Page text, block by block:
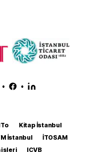
• •
Kitap İstanbul
İstanbul
İTOSAM
ICVB